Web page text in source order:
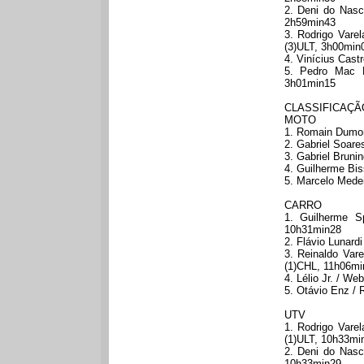
2. Deni do
2h59min43
3. Rodrigo
(3)ULT,
4. Vinícius
5. Pedro Mac
3h01min15
MOTO
1. Romain
2. Gabriel
3. Gabriel
4. Guilherme
5. Marcelo
CARRO
1. Guilherme
10h31min28
2. Flávio
3. Reinaldo
(1)CHL,
4. Lélio Jr. /
5. Otávio Enz /
UTV
1. Rodrigo
(1)ULT,
2. Deni do